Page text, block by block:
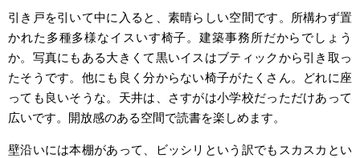
引き戸を引いて中に入ると、素晴らしい空間です。所構わず置
かれた多種多様なイスいす椅子。建築事務所だからでしょう
か。写真にもある大きくて黒いイスはブティックから引き取っ
たそうです。他にも良く分からない椅子がたくさん。どれに座
っても良いそうな。天井は、さすがは小学校だっただけあって
広いです。開放感のある空間で読書を楽しめます。
壁沿いには本棚があって、ビッシリという訳でもスカスカとい